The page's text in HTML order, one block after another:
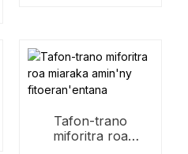
Tafon-trano
miforitra roa